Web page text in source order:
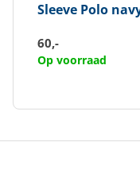
Sleeve Polo
60,-
Op voorraad